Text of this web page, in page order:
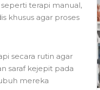
terapi manual,
khusus agar proses
secara rutin agar
saraf kejepit pada
mereka